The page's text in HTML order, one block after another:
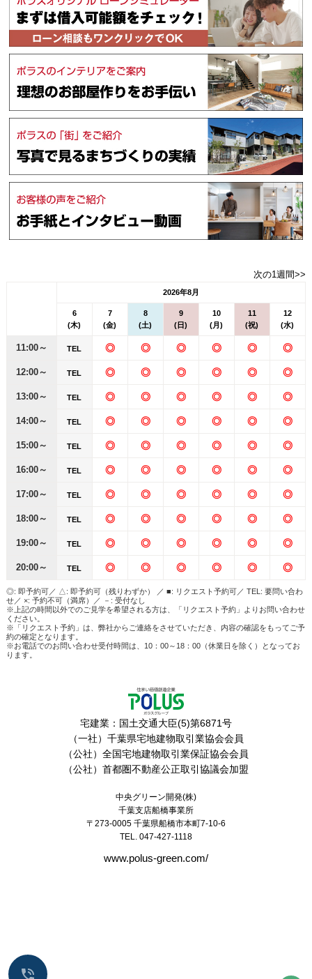
次の1週間>>
2026年8月
6
(木)
7
(金)
8
(土)
9
(日)
10
(月)
11
(祝)
12
(水)
11:00～ TEL ◎ ◎ ◎ ◎ ◎ ◎
12:00～ TEL ◎ ◎ ◎ ◎ ◎ ◎
13:00～ TEL ◎ ◎ ◎ ◎ ◎ ◎
14:00～ TEL ◎ ◎ ◎ ◎ ◎ ◎
15:00～ TEL ◎ ◎ ◎ ◎ ◎ ◎
16:00～ TEL ◎ ◎ ◎ ◎ ◎ ◎
17:00～ TEL ◎ ◎ ◎ ◎ ◎ ◎
18:00～ TEL ◎ ◎ ◎ ◎ ◎ ◎
19:00～ TEL ◎ ◎ ◎ ◎ ◎ ◎
20:00～ TEL ◎ ◎ ◎ ◎ ◎ ◎
◎: 即予約可／ △: 即予約可（残りわずか） ／ ■: リクエスト予約可／ TEL: 要問い合わ
せ／ ×: 予約不可（満席）／ －: 受付なし
※上記の時間以外でのご見学を希望される方は、「リクエスト予約」よりお問い合わせ
ください。
※「リクエスト予約」は、弊社からご連絡をさせていただき、内容の確認をもってご予
約の確定となります。
※お電話でのお問い合わせ受付時間は、10：00～18：00（休業日を除く）となってお
ります。
宅建業：国土交通大臣(5)第6871号
（一社）千葉県宅地建物取引業協会会員
（公社）全国宅地建物取引業保証協会会員
（公社）首都圏不動産公正取引協議会加盟
中央グリーン開発(株)
千葉支店船橋事業所
〒273-0005 千葉県船橋市本町7-10-6
TEL. 047-427-1118
www.polus-green.com/